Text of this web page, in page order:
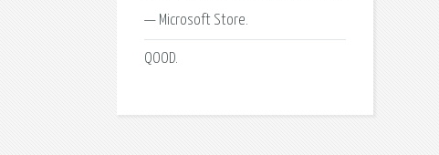
— Microsoft Store.
QOOD.